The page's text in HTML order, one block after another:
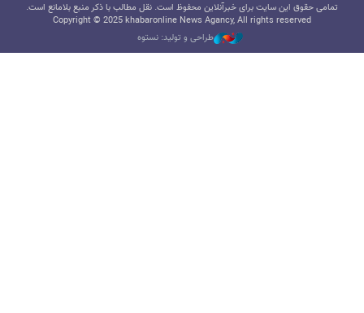
تمامی حقوق این سایت برای خبرآنلاین محفوظ است. نقل مطالب با ذکر منبع بلامانع است.
Copyright © 2025 khabaronline News Agancy, All rights reserved
طراحی و تولید: نستوه